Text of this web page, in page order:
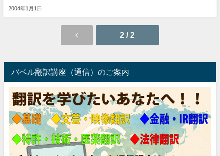
2004年1月1日
2 / 2
バベル翻訳講座（通信）のご案内